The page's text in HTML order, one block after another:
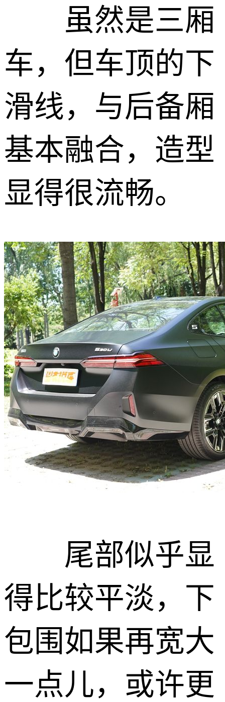
虽然是三厢
车，但车顶的下
滑线，与后备厢
基本融合，造型
显得很流畅。
尾部似乎显
得比较平淡，下
包围如果再宽大
一点儿，或许更